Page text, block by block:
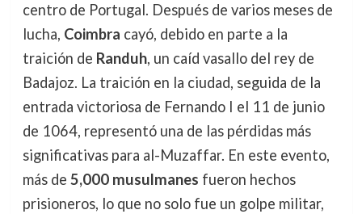
centro de Portugal. Después de varios meses de
lucha, Coimbra cayó, debido en parte a la
traición de Randuh, un caíd vasallo del rey de
Badajoz. La traición en la ciudad, seguida de la
entrada victoriosa de Fernando I el 11 de junio
de 1064, representó una de las pérdidas más
significativas para al-Muzaffar. En este evento,
más de 5,000 musulmanes fueron hechos
prisioneros, lo que no solo fue un golpe militar,